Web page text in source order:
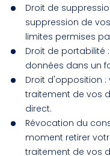
Droit de
suppression de
limites permises
Droit de portabilité
données dans un
Droit d'opposition
traitement de vos
direct.
Révocation du
moment retirer
traitement de vos